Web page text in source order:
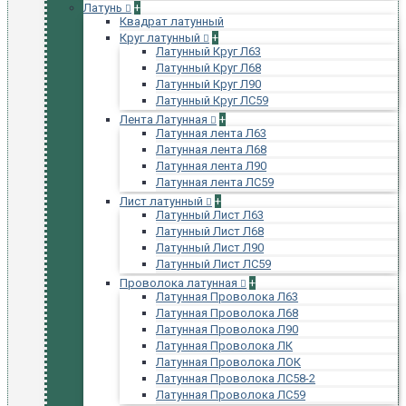
Латунь
+
Квадрат латунный
Круг латунный
+
Латунный Круг Л63
Латунный Круг Л68
Латунный Круг Л90
Латунный Круг ЛС59
Лента Латунная
+
Латунная лента Л63
Латунная лента Л68
Латунная лента Л90
Латунная лента ЛС59
Лист латунный
+
Латунный Лист Л63
Латунный Лист Л68
Латунный Лист Л90
Латунный Лист ЛС59
Проволока латунная
+
Латунная Проволока Л63
Латунная Проволока Л68
Латунная Проволока Л90
Латунная Проволока ЛК
Латунная Проволока ЛОК
Латунная Проволока ЛС58-2
Латунная Проволока ЛС59